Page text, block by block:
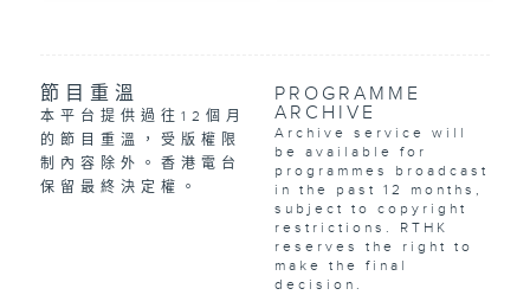
節目重溫
本平台提供過往12個月
的節目重溫，受版權限
制內容除外。香港電台
保留最終決定權。
PROGRAMME
ARCHIVE
Archive service will
be available for
programmes broadcast
in the past 12 months,
subject to copyright
restrictions. RTHK
reserves the right to
make the final
decision.